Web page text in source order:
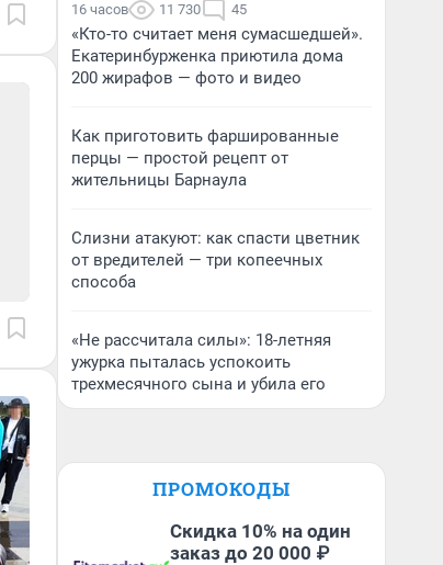
16 часов 11 730 45
«Кто-то считает меня сумасшедшей».
Екатеринбурженка приютила дома
200 жирафов — фото и видео
Как приготовить фаршированные
перцы — простой рецепт от
жительницы Барнаула
Слизни атакуют: как спасти цветник
от вредителей — три копеечных
способа
«Не рассчитала силы»: 18-летняя
ужурка пыталась успокоить
трехмесячного сына и убила его
ПРОМОКОДЫ
Скидка 10% на один
заказ до 20 000 ₽